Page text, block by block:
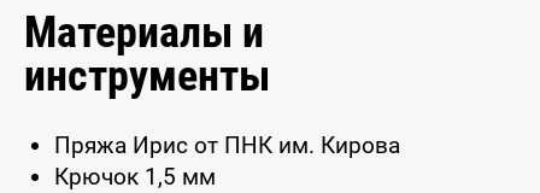
Материалы и
инструменты
Пряжа Ирис от ПНК им. Кирова
Крючок 1,5 мм